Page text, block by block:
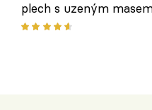
plech s uzeným
způsob, jak zpracovat